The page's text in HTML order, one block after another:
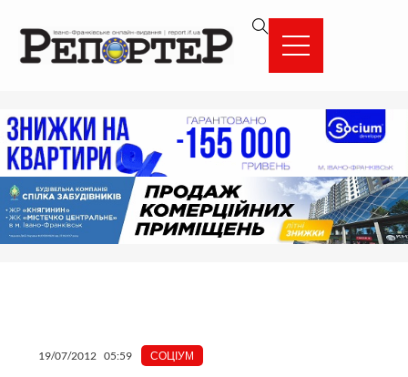
вмісту
19/07/2012 05:59 СОЦІУМ